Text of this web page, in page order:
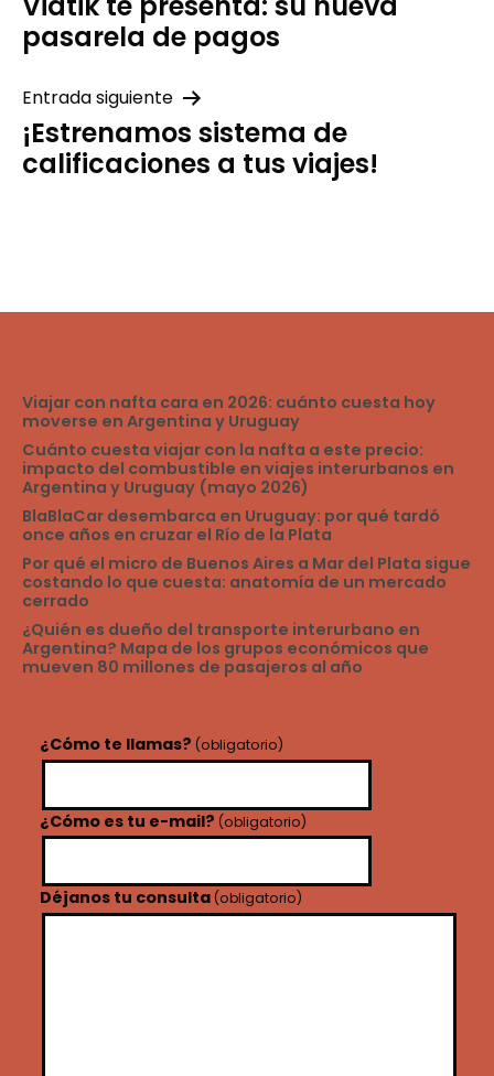
de
entradas
pasarela de pagos
Entrada siguiente
¡Estrenamos sistema de
calificaciones a tus viajes!
Viajar con nafta cara en 2026: cuánto cuesta hoy
moverse en Argentina y Uruguay
Cuánto cuesta viajar con la nafta a este precio:
impacto del combustible en viajes interurbanos en
Argentina y Uruguay (mayo 2026)
BlaBlaCar desembarca en Uruguay: por qué tardó
once años en cruzar el Río de la Plata
Por qué el micro de Buenos Aires a Mar del Plata sigue
costando lo que cuesta: anatomía de un mercado
cerrado
¿Quién es dueño del transporte interurbano en
Argentina? Mapa de los grupos económicos que
mueven 80 millones de pasajeros al año
¿Cómo te llamas? (obligatorio)
¿Cómo es tu e-mail? (obligatorio)
Déjanos tu consulta (obligatorio)